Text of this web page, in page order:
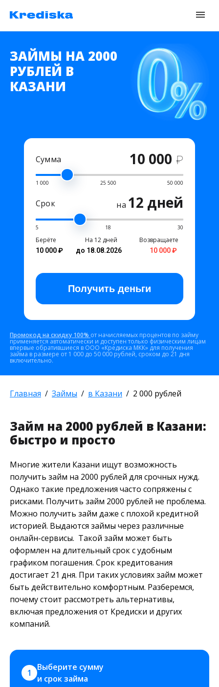
ЗАЙМЫ НА 2000
РУБЛЕЙ В
КАЗАНИ
Сумма 10 000 ₽
1 000 25 500 50 000
Срок на 12 дней
5 18 30
Берёте
10 000 ₽
На 12 дней
до 18.08.2026
Возвращаете
10 000 ₽
Получить деньги
Промокод на скидку 100% от начисляемых процентов по займу
применяется автоматически и доступен только физическим лицам
впервые обратившиеся в ООО «Кредиска МКК» для получения
займа в размере от 1 000 до 50 000 рублей, сроком до 21 дня
включительно.
Главная Займы в Казани 2 000 рублей
Займ на 2000 рублей в Казани:
быстро и просто
Многие жители Казани ищут возможность
получить займ на 2000 рублей для срочных нужд.
Однако такие предложения часто сопряжены с
рисками. Получить займ 2000 рублей не проблема.
Можно получить займ даже с плохой кредитной
историей. Выдаются займы через различные
онлайн-сервисы. Такой займ может быть
оформлен на длительный срок с удобным
графиком погашения. Срок кредитования
достигает 21 дня. При таких условиях займ может
быть действительно комфортным. Разберемся,
почему стоит рассмотреть альтернативы,
включая предложения от Кредиски и других
компаний.
1
Выберите сумму
и срок займа